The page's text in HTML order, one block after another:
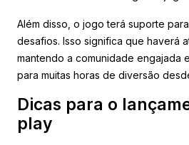
Além disso, o jogo terá suporte
desafios. Isso significa que haverá
mantendo a comunidade engajada
para muitas horas de diversão
Dicas para o
play